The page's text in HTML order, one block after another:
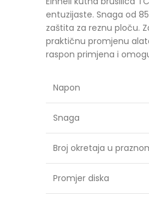
entuzijaste. Snaga od
zaštita za reznu ploču.
praktičnu promjenu
raspon primjena i
Napon
Snaga
Broj okretaja u
Promjer diska